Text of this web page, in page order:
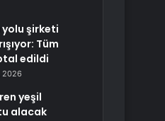
yolu şirketi
Tüm
edildi
2026
yeşil
alacak